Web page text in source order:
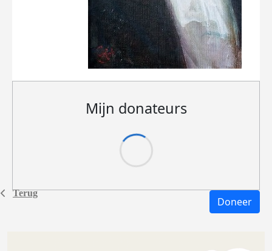
Terug
Mijn donateurs
Doneer